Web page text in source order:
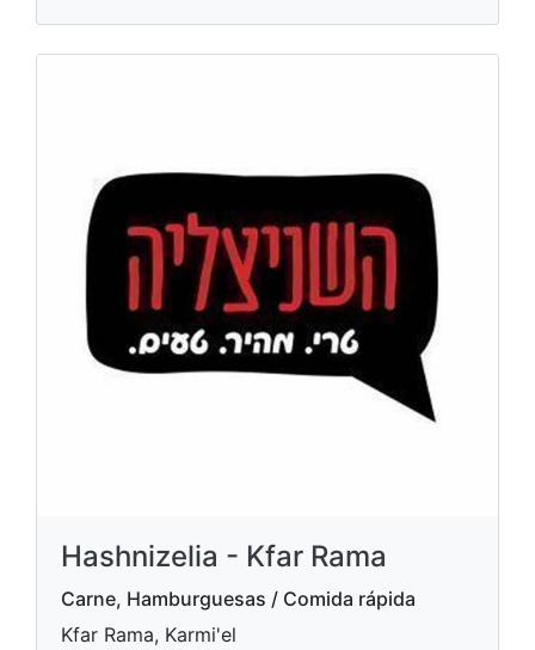
Hashnizelia - Kfar Rama
Carne, Hamburguesas / Comida rápida
Kfar Rama, Karmi'el